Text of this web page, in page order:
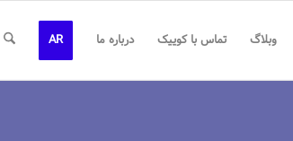
وبلاگ تماس با کوییک درباره ما AR